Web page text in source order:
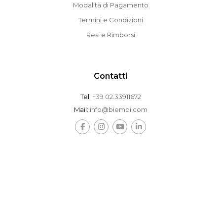
Modalità di Pagamento
Termini e Condizioni
Resi e Rimborsi
Contatti
Tel: +39 02.33911672
Mail: info@biembi.com